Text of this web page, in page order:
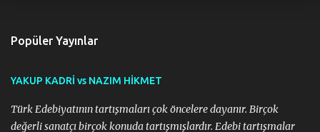
Popüler Yayınlar
YAKUP KADRİ vs NAZIM HİKMET
Türk Edebiyatının tartışmaları çok öncelere dayanır. Birçok
değerli sanatçı birçok konuda tartışmışlardır. Edebi tartışmalar